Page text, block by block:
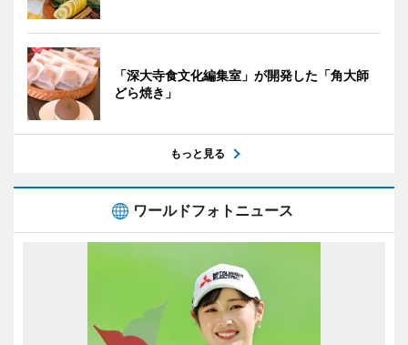
「深大寺食文化編集室」が開発した「角大師
どら焼き」
もっと見る
ワールドフォトニュース